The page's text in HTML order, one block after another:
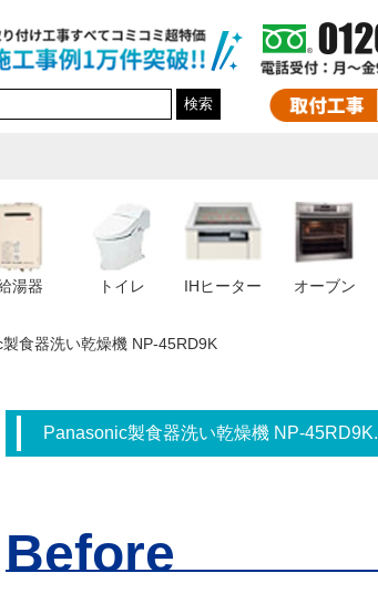
検索
湯器 トイレ IHヒーター オーブン
食器洗い乾燥機 NP-45RD9K
Panasonic製食器洗い乾燥機 NP-45RD9K.
Before